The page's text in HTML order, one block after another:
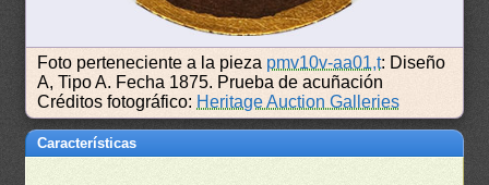
Foto perteneciente a la pieza pmv10v-aa01,t: Diseño
A, Tipo A. Fecha 1875. Prueba de acuñación
Créditos fotográfico: Heritage Auction Galleries
Características